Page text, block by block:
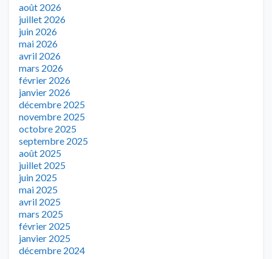
août 2026
juillet 2026
juin 2026
mai 2026
avril 2026
mars 2026
février 2026
janvier 2026
décembre 2025
novembre 2025
octobre 2025
septembre 2025
août 2025
juillet 2025
juin 2025
mai 2025
avril 2025
mars 2025
février 2025
janvier 2025
décembre 2024